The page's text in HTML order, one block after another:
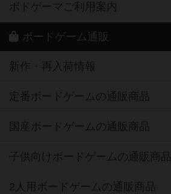
ボドゲーマご利用案内
ボードゲーム通販
新作・再入荷情報
定番ボードゲームの通販商品
国産ボードゲームの通販商品
子供向けボードゲームの通販商品
2人用ボードゲームの通販商品